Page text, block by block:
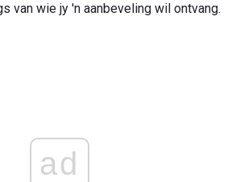
van wie jy 'n aanbeveling wil ontvang.
ad